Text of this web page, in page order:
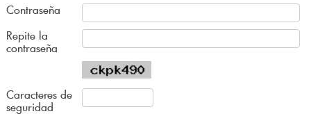
Contraseña
Repite la
contraseña
Caracteres de
seguridad